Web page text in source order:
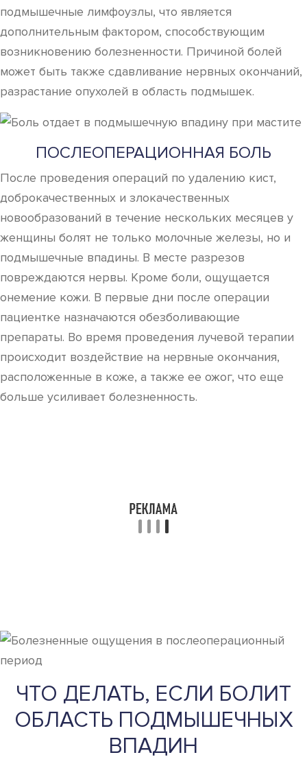
подмышечные лимфоузлы, что является
дополнительным фактором, способствующим
возникновению болезненности. Причиной болей
может быть также сдавливание нервных окончаний,
разрастание опухолей в область подмышек.
ПОСЛЕОПЕРАЦИОННАЯ БОЛЬ
После проведения операций по удалению кист,
доброкачественных и злокачественных
новообразований в течение нескольких месяцев у
женщины болят не только молочные железы, но и
подмышечные впадины. В месте разрезов
повреждаются нервы. Кроме боли, ощущается
онемение кожи. В первые дни после операции
пациентке назначаются обезболивающие
препараты. Во время проведения лучевой терапии
происходит воздействие на нервные окончания,
расположенные в коже, а также ее ожог, что еще
больше усиливает болезненность.
ЧТО ДЕЛАТЬ, ЕСЛИ БОЛИТ
ОБЛАСТЬ ПОДМЫШЕЧНЫХ
ВПАДИН